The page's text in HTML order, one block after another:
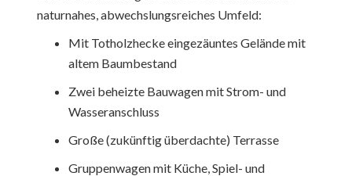
naturnahes, abwechslungsreiches Umfeld:
Mit Totholzhecke eingezäuntes Gelände mit
altem Baumbestand
Zwei beheizte Bauwagen mit Strom- und
Wasseranschluss
Große (zukünftig überdachte) Terrasse
Gruppenwagen mit Küche, Spiel- und